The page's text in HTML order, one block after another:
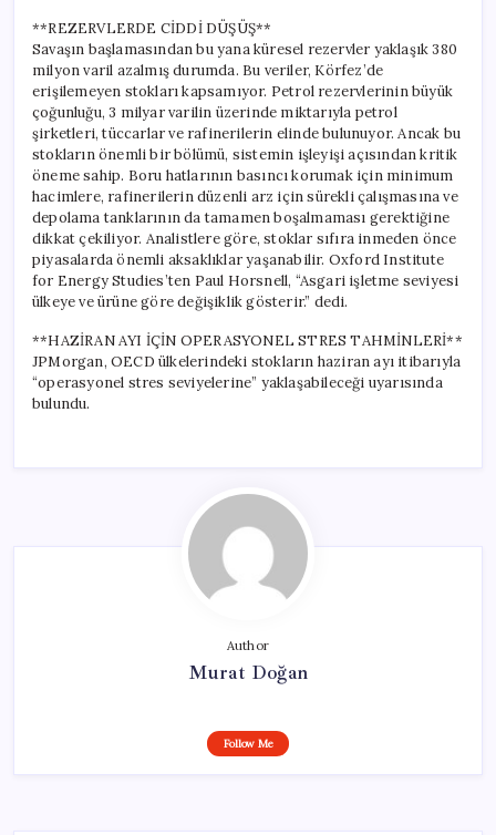
**REZERVLERDE CİDDİ DÜŞÜŞ**
Savaşın başlamasından bu yana küresel rezervler yaklaşık 380
milyon varil azalmış durumda. Bu veriler, Körfez’de
erişilemeyen stokları kapsamıyor. Petrol rezervlerinin büyük
çoğunluğu, 3 milyar varilin üzerinde miktarıyla petrol
şirketleri, tüccarlar ve rafinerilerin elinde bulunuyor. Ancak bu
stokların önemli bir bölümü, sistemin işleyişi açısından kritik
öneme sahip. Boru hatlarının basıncı korumak için minimum
hacimlere, rafinerilerin düzenli arz için sürekli çalışmasına ve
depolama tanklarının da tamamen boşalmaması gerektiğine
dikkat çekiliyor. Analistlere göre, stoklar sıfıra inmeden önce
piyasalarda önemli aksaklıklar yaşanabilir. Oxford Institute
for Energy Studies’ten Paul Horsnell, “Asgari işletme seviyesi
ülkeye ve ürüne göre değişiklik gösterir.” dedi.
**HAZİRAN AYI İÇİN OPERASYONEL STRES TAHMİNLERİ**
JPMorgan, OECD ülkelerindeki stokların haziran ayı itibarıyla
“operasyonel stres seviyelerine” yaklaşabileceği uyarısında
bulundu.
Author
Murat Doğan
Follow Me